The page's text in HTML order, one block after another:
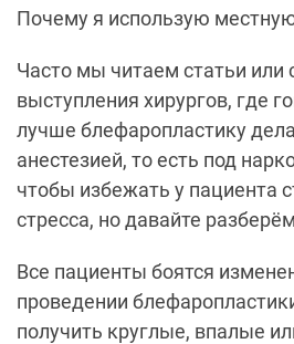
Почему я использую
Часто мы читаем статьи или
выступления хирургов, где
лучше блефаропластику
анестезией, то есть под
чтобы избежать у пациента
стресса, но давайте
Все пациенты боятся
проведении
получить круглые, впалые